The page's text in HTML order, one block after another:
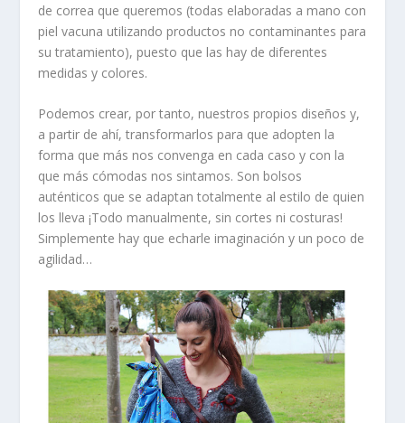
de correa que queremos (todas elaboradas a mano con
piel vacuna utilizando productos no contaminantes para
su tratamiento), puesto que las hay de diferentes
medidas y colores.
Podemos crear, por tanto, nuestros propios diseños y,
a partir de ahí, transformarlos para que adopten la
forma que más nos convenga en cada caso y con la
que más cómodas nos sintamos. Son bolsos
auténticos que se adaptan totalmente al estilo de quien
los lleva ¡Todo manualmente, sin cortes ni costuras!
Simplemente hay que echarle imaginación y un poco de
agilidad…